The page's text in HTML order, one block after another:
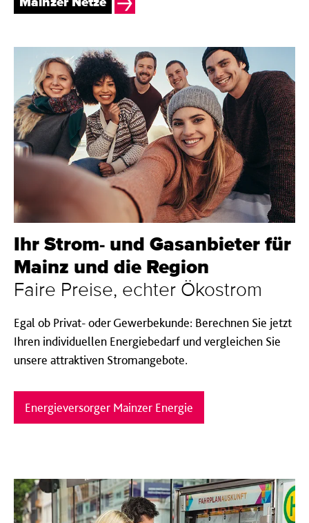
Mainzer Netze
Ihr Strom- und Gasanbieter für
Mainz und die Region
Faire Preise, echter Ökostrom
Egal ob Privat- oder Gewerbekunde: Berechnen Sie jetzt
Ihren individuellen Energiebedarf und vergleichen Sie
unsere attraktiven Stromangebote.
Energieversorger Mainzer Energie